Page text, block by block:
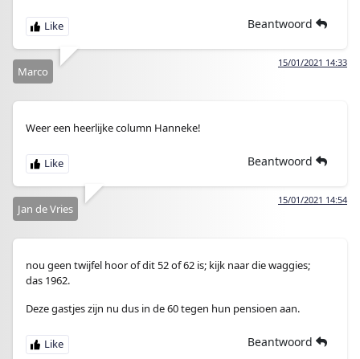
Beantwoord
15/01/2021 14:33
Marco
Weer een heerlijke column Hanneke!
Beantwoord
15/01/2021 14:54
Jan de Vries
nou geen twijfel hoor of dit 52 of 62 is; kijk naar die waggies;
das 1962.
Deze gastjes zijn nu dus in de 60 tegen hun pensioen aan.
Beantwoord